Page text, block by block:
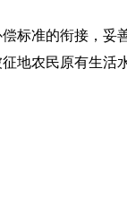
标准的衔接，
地农民原有生活
江